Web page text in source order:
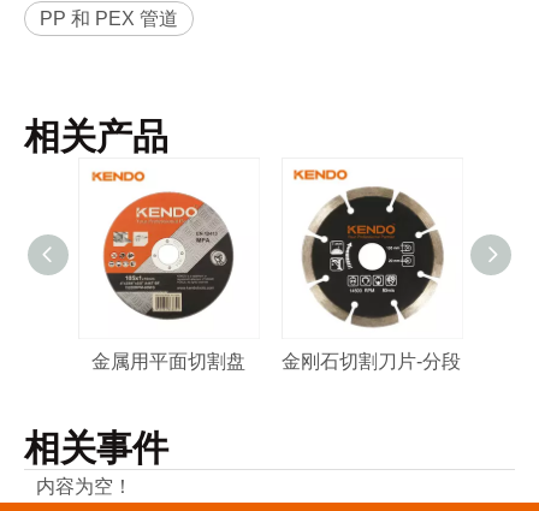
PP 和 PEX 管道
相关产品
金属用平面切割盘 金刚石切割刀片-分段
相关事件
内容为空！